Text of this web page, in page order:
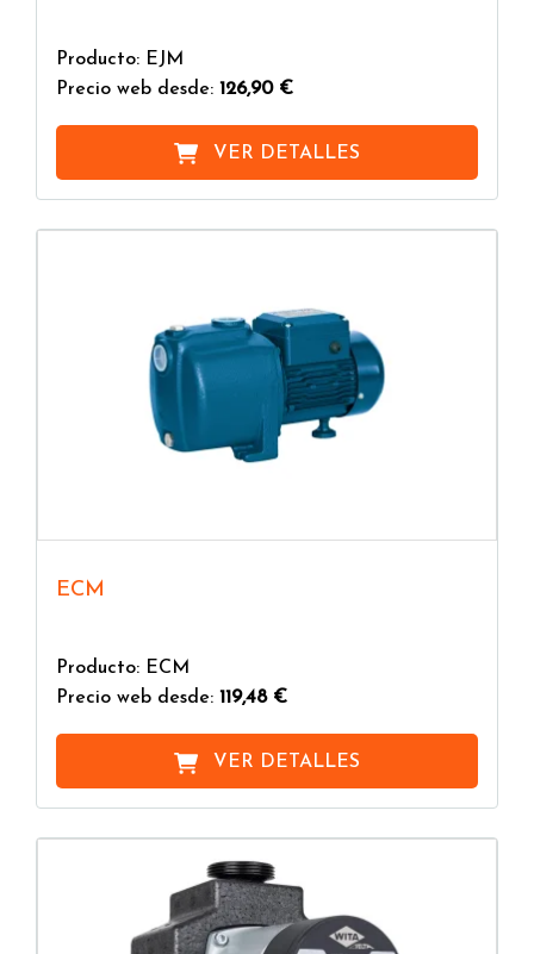
Producto: EJM
Precio web desde: 126,90 €
VER DETALLES
ECM
Producto: ECM
Precio web desde: 119,48 €
VER DETALLES